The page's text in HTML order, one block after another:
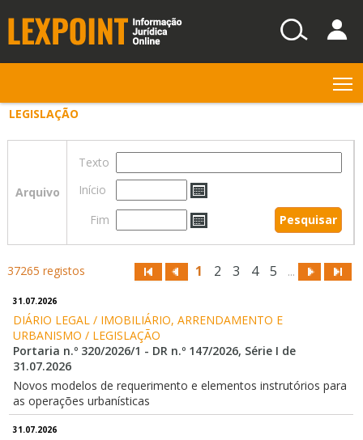
LEGISLAÇÃO
Arquivo
Texto
Início
Fim
37265 registos 1 2 3 4 5 ...
31.07.2026
DIÁRIO LEGAL / IMOBILIÁRIO, ARRENDAMENTO E
URBANISMO / LEGISLAÇÃO
Portaria n.º 320/2026/1 - DR n.º 147/2026, Série I de
31.07.2026
Novos modelos de requerimento e elementos instrutórios para
as operações urbanísticas
31.07.2026